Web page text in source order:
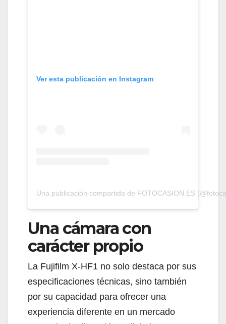
Ver esta publicación en Instagram
Una publicación compartida de FOTOCASION.ES
Una cámara con
carácter propio
La Fujifilm X-HF1 no solo destaca por sus
especificaciones técnicas, sino también
por su capacidad para ofrecer una
experiencia diferente en un mercado